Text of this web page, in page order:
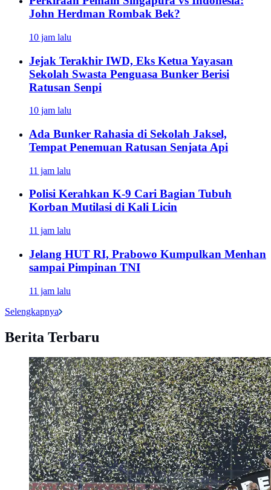
John Herdman Rombak Bek?
10 jam lalu
Jejak Terakhir IWD, Eks Ketua Yayasan
Sekolah Swasta Penguasa Bunker Berisi
Ratusan Senpi
10 jam lalu
Ada Bunker Rahasia di Sekolah Jaksel,
Tempat Penemuan Ratusan Senjata Api
11 jam lalu
Polisi Kerahkan K-9 Cari Bagian Tubuh
Korban Mutilasi di Kali Licin
11 jam lalu
Jelang HUT RI, Prabowo Kumpulkan Menhan
sampai Pimpinan TNI
11 jam lalu
Selengkapnya
Berita Terbaru